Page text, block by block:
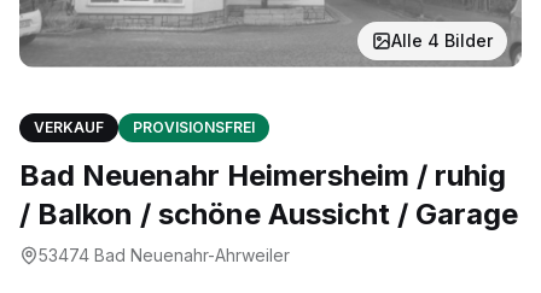
Alle 4 Bilder
VERKAUF PROVISIONSFREI
Bad Neuenahr Heimersheim / ruhig
/ Balkon / schöne Aussicht / Garage
53474 Bad Neuenahr-Ahrweiler